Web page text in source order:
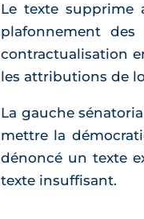
Le texte supprime
plafonnement
contractualisation
les attributions de
La gauche
mettre la
dénoncé un texte
texte insuffisant.